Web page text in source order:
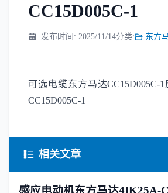
CC15D005C-1
发布时间: 2025/11/14分类: 东方
可选电缆东方马达CC15D005C-1
CC15D005C-1
相关文章
感应电动机东方马达4IK25A-